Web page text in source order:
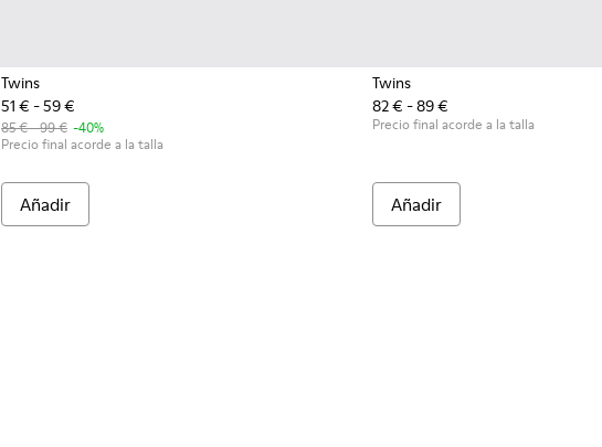
Twins
51 € - 59 €
85 € - 99 € -40%
Precio final acorde a la talla
Añadir
Twins
82 € - 89 €
Precio final acorde a la talla
Añadir